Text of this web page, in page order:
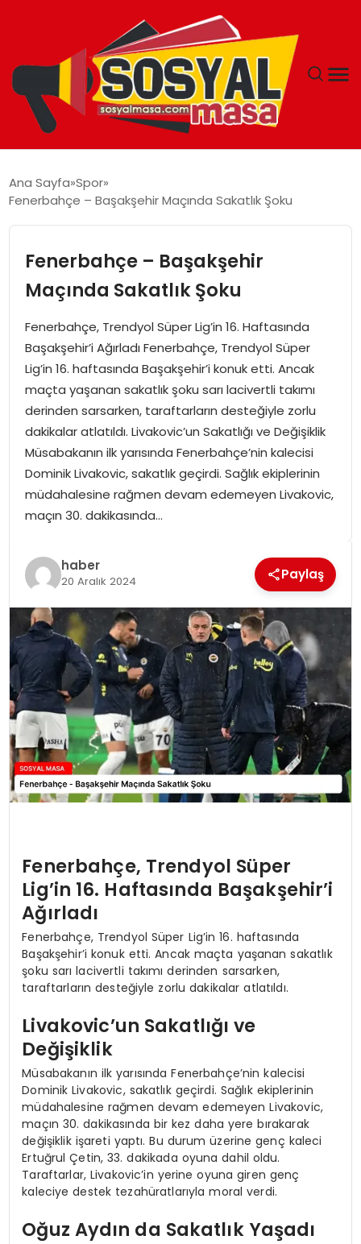
EKONOMI
GÜNCEL
TEKNOLOJI
SPOR
Ana Sayfa Spor
Fenerbahçe – Başakşehir Maçında Sakatlık Şoku
Fenerbahçe – Başakşehir
Maçında Sakatlık Şoku
Fenerbahçe, Trendyol Süper Lig’in 16. Haftasında
Başakşehir’i Ağırladı Fenerbahçe, Trendyol Süper
Lig’in 16. haftasında Başakşehir’i konuk etti. Ancak
maçta yaşanan sakatlık şoku sarı lacivertli takımı
derinden sarsarken, taraftarların desteğiyle zorlu
dakikalar atlatıldı. Livakovic’un Sakatlığı ve Değişiklik
Müsabakanın ilk yarısında Fenerbahçe’nin kalecisi
Dominik Livakovic, sakatlık geçirdi. Sağlık ekiplerinin
müdahalesine rağmen devam edemeyen Livakovic,
maçın 30. dakikasında…
haber
20 Aralık 2024 Paylaş
Fenerbahçe, Trendyol Süper
Lig’in 16. Haftasında Başakşehir’i
Ağırladı
Fenerbahçe, Trendyol Süper Lig’in 16. haftasında
Başakşehir’i konuk etti. Ancak maçta yaşanan sakatlık
şoku sarı lacivertli takımı derinden sarsarken,
taraftarların desteğiyle zorlu dakikalar atlatıldı.
Livakovic’un Sakatlığı ve
Değişiklik
Müsabakanın ilk yarısında Fenerbahçe’nin kalecisi
Dominik Livakovic, sakatlık geçirdi. Sağlık ekiplerinin
müdahalesine rağmen devam edemeyen Livakovic,
maçın 30. dakikasında bir kez daha yere bırakarak
değişiklik işareti yaptı. Bu durum üzerine genç kaleci
Ertuğrul Çetin, 33. dakikada oyuna dahil oldu.
Taraftarlar, Livakovic’in yerine oyuna giren genç
kaleciye destek tezahüratlarıyla moral verdi.
Oğuz Aydın da Sakatlık Yaşadı